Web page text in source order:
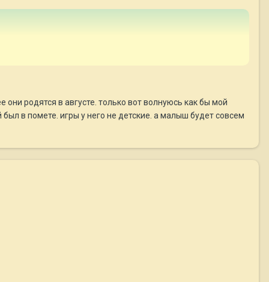
они родятся в августе. только вот волнуюсь как бы мой
в помете. игры у него не детские. а малыш будет совсем